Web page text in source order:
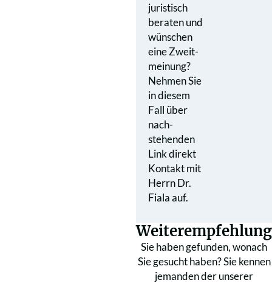
juristisch
beraten und
wünschen
eine Zweit­
meinung?
Nehmen Sie
in diesem
Fall über
nach­
stehenden
Link direkt
Kontakt mit
Herrn Dr.
Fiala auf.
Weiterempfehlung
Sie haben gefunden, wonach
Sie gesucht haben? Sie kennen
jemanden der unserer